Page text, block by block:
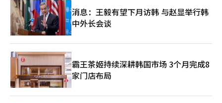
消息：王毅有望下月访韩 与赵显举行韩
中外长会谈
霸王茶姬持续深耕韩国市场 3个月完成8
家门店布局